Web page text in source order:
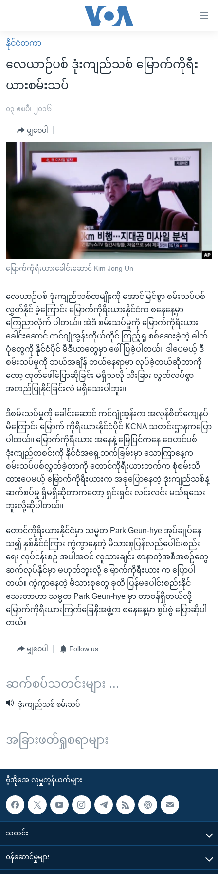
လွယ်ကူ
စေ
များ
အကြောင်းအရာ
ကြည့်
သို့
ကျော်
ရန်
ရှာဖွေ
ရန်
နေရာ
သို့
ကျော်
ရန်
မူလစာမျက်နှာ
မြန်မာ
ကမ္ဘာ့သတင်းများ
နိုင်ငံတကာ
အစ္စရေး-ပါလက်စတိုင်း
ဗွီဒီယို
ရပ်ဝန်းတခု လမ်းတခု အလွန်
အင်္ဂလိပ်စာလေ့လာမယ်
အမေရိကန်သုံးအီဒီယံ
မကြေးမုံရဲ့ အင်္ဂလိပ်စာ
ရုပ်ရှင်ထဲက အင်္ဂလိပ်စာ
သုတပဒေသာ အင်္ဂလိပ်စာ
အပတ်စဉ်ကဏ္ဍများ
ရေဒီယိုနှင့်ရုပ်သံ အချက်အလက်များ
ရေဒီယို/တီဗွီအစီအစဉ်
ဗွီအိုအေ လူမှုကွန်ယက်များ
ဘာသာစကားများ
နိုင်ငံတကာ
လေယာဉ်ပစ် ဒုံးကျည်သစ် မြောက်ကိုရီး
ယားစမ်းသပ်
၀၃ ဧၿပီ၊ ၂၀၁၆
မျှဝေပါ
မြောက်ကိုရီးယားခေါင်းဆောင် Kim Jong Un
လေယာဉ်ပစ် ဒုံးကျည်သစ်တမျိုးကို အောင်မြင်စွာ စမ်းသပ်ပစ်
လွှတ်နိုင် ခဲ့ကြောင်း မြောက်ကိုရီးယားနိုင်ငံက စနေနေ့မှာ
ကြေညာလိုက် ပါတယ်။ အဲဒီ စမ်းသပ်မှုကို မြောက်ကိုရီးယား
ခေါင်းဆောင် ကင်ဂျုံအွန်းကိုယ်တိုင် ကြည့်ရှု စစ်ဆေးခဲ့တဲ့ ဓါတ်
ပုံတွေကို နိုင်ငံပိုင် မီဒီယာတွေမှာ ဖေါ်ပြခဲ့ပါတယ်။ ဒါပေမယ့် ဒီ
စမ်းသပ်မှုကို ဘယ်အချိန် ဘယ်နေရာမှာ လုပ်ခဲ့တယ်ဆိုတာကို
တော့ ထုတ်ဖေါ်ပြောဆိုခြင်း မရှိသလို သီးခြား လွတ်လပ်စွာ
အတည်ပြုနိုင်ခြင်းလဲ မရှိသေးပါဘူး။
ဒီစမ်းသပ်မှုကို ခေါင်းဆောင် ကင်ဂျုံအွန်းက အလွန်စိတ်ကျေနပ်
မိကြောင်း မြောက် ကိုရီးယားနိုင်ငံပိုင် KCNA သတင်းဌာနကပြော
ပါတယ်။ မြောက်ကိုရီးယား အနေနဲ့ မြေပြင်ကနေ ဝေဟင်ပစ်
ဒုံးကျည်တစင်းကို နိုင်ငံအရှေ့ဘက်ခြမ်းမှာ သောကြာနေ့က
စမ်းသပ်ပစ်လွှတ်ခဲ့တာကို တောင်ကိုရီးယားဘက်က စုံစမ်းသိ
ထားပေမယ့် မြောက်ကိုရီးယားက အခုပြောနေတဲ့ ဒုံးကျည်သစ်နဲ့
ဆက်စပ်မှု ရှိမရှိဆိုတာကတော့ ရှင်းရှင်း လင်းလင်း မသိရသေး
ဘူးလို့ဆိုပါတယ်။
တောင်ကိုရီးယားနိုင်ငံမှာ သမ္မတ Park Geun-hye အုပ်ချုပ်နေ
သ၍ နှစ်နိုင်ငံကြား ကွဲကွာနေတဲ့ မိသားစုပြန်လည်ပေါင်းစည်း
ရေး လုပ်ငန်းစဉ် အပါအဝင် လူသားချင်း စာနာတဲ့အစီအစဉ်တွေ
ဆက်လုပ်နိုင်မှာ မဟုတ်ဘူးလို့ မြောက်ကိုရီးယား က ပြောပါ
တယ်။ ကွဲကွာနေတဲ့ မိသားစုတွေ ခုထိ ပြန်မပေါင်းစည်းနိုင်
သေးတာဟာ သမ္မတ Park Geun-hye မှာ တာဝန်ရှိတယ်လို့
မြောက်ကိုရီးယားကြက်ခြေနီအဖွဲ့က စနေနေ့မှာ စွပ်စွဲ ပြောဆိုပါ
တယ်။
မျှဝေပါ Follow us
ဆက်စပ်သတင်းများ ...
ဒုံးကျည်သစ် စမ်းသပ်
အခြားဖတ်ရှုစရာများ
ဗွီအိုအေ လူမှုကွန်ယက်များ
သတင်း
၀န်ဆောင်မှုများ